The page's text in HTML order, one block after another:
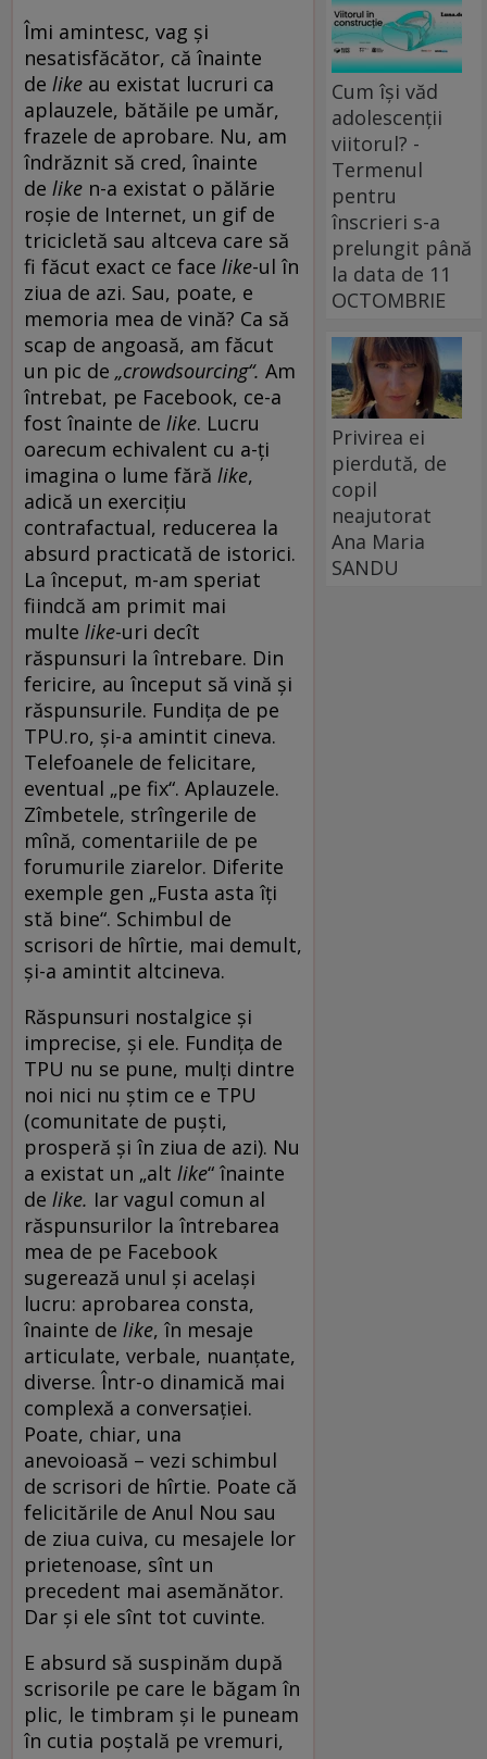
Îmi amintesc, vag și
nesatisfăcător, că înainte
de like au existat lucruri ca
aplauzele, bătăile pe umăr,
frazele de aprobare. Nu, am
îndrăznit să cred, înainte
de like n-a existat o pălărie
roșie de Internet, un gif de
tricicletă sau altceva care să
fi făcut exact ce face like-ul în
ziua de azi. Sau, poate, e
memoria mea de vină? Ca să
scap de angoasă, am făcut
un pic de „crowdsourcing“. Am
întrebat, pe Facebook, ce-a
fost înainte de like. Lucru
oarecum echivalent cu a-ți
imagina o lume fără like,
adică un exercițiu
contrafactual, reducerea la
absurd practicată de istorici.
La început, m-am speriat
fiindcă am primit mai
multe like-uri decît
răspunsuri la întrebare. Din
fericire, au început să vină și
răspunsurile. Fundița de pe
TPU.ro, și-a amintit cineva.
Telefoanele de felicitare,
eventual „pe fix“. Aplauzele.
Zîmbetele, strîngerile de
mînă, comentariile de pe
forumurile ziarelor. Diferite
exemple gen „Fusta asta îți
stă bine“. Schimbul de
scrisori de hîrtie, mai demult,
și-a amintit altcineva.
Răspunsuri nostalgice și
imprecise, și ele. Fundița de
TPU nu se pune, mulți dintre
noi nici nu știm ce e TPU
(comunitate de puști,
prosperă și în ziua de azi). Nu
a existat un „alt like“ înainte
de like. Iar vagul comun al
răspunsurilor la întrebarea
mea de pe Facebook
sugerează unul și același
lucru: aprobarea consta,
înainte de like, în mesaje
articulate, verbale, nuanțate,
diverse. Într-o dinamică mai
complexă a conversației.
Poate, chiar, una
anevoioasă – vezi schimbul
de scrisori de hîrtie. Poate că
felicitările de Anul Nou sau
de ziua cuiva, cu mesajele lor
prietenoase, sînt un
precedent mai asemănător.
Dar și ele sînt tot cuvinte.
E absurd să suspinăm după
scrisorile pe care le băgam în
plic, le timbram și le puneam
în cutia poștală pe vremuri,
Cum își văd
adolescenții
viitorul? -
Termenul
pentru
înscrieri s-a
prelungit până
la data de 11
OCTOMBRIE
Privirea ei
pierdută, de
copil
neajutorat
Ana Maria
SANDU